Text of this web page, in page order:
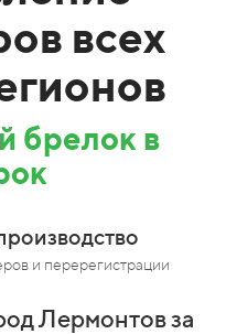
всех
брелок в
и перерегистрации
Лермонтов за